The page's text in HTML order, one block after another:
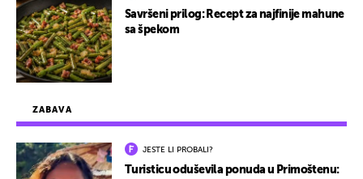
ZABAVA
JESTE LI PROBALI?
Turisticu oduševila ponuda u Primoštenu:
Savršeni prilog: Recept za najfinije mahune
sa špekom